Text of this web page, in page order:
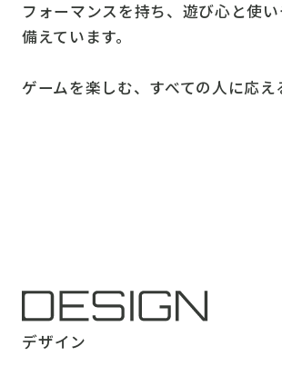
フォーマンスを持ち、遊び心と使
備えています。
ゲームを楽しむ、すべての人に応え
デザイン